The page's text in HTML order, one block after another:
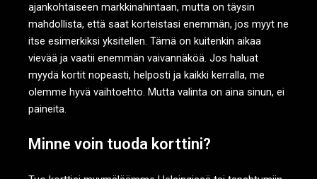
ajankohtaiseen markkinahintaan, mutta on täysin
mahdollista, että saat korteistasi enemmän, jos myyt ne
itse esimerkiksi yksitellen. Tämä on kuitenkin aikaa
vievää ja vaatii enemmän vaivannäköä. Jos haluat
myydä kortit nopeasti, helposti ja kaikki kerralla, me
olemme hyvä vaihtoehto. Mutta valinta on aina sinun, ei
paineita.
Minne voin tuoda korttini?